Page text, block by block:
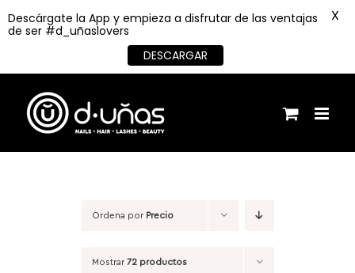
contenido
Ordena por Precio
Mostrar72 productos
Descárgate la App y empieza a disfrutar de las ventajas
de ser #d_uñaslovers
DESCARGAR
X